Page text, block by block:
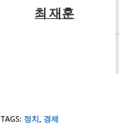
최 재훈
TAGS: 정치 경제